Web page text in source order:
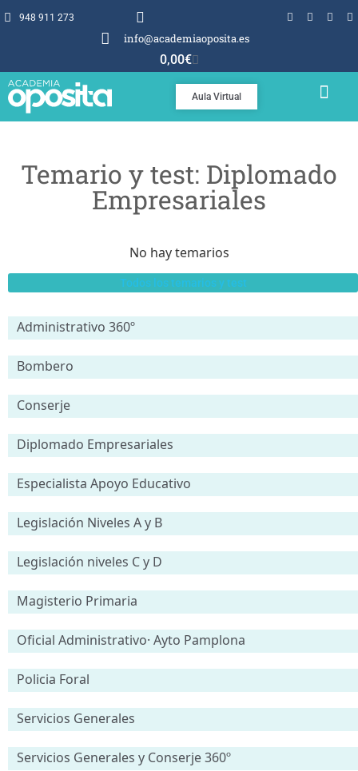
948 911 273
info@academiaoposita.es
0,00€
Aula Virtual
Temario y test: Diplomado
Empresariales
No hay temarios
Todos los temarios y test
Administrativo 360º
Bombero
Conserje
Diplomado Empresariales
Especialista Apoyo Educativo
Legislación Niveles A y B
Legislación niveles C y D
Magisterio Primaria
Oficial Administrativo· Ayto Pamplona
Policia Foral
Servicios Generales
Servicios Generales y Conserje 360º